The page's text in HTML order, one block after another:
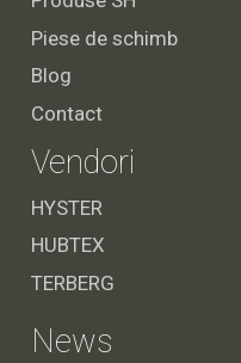
Piese de schimb
Blog
Contact
Vendori
HYSTER
HUBTEX
TERBERG
News